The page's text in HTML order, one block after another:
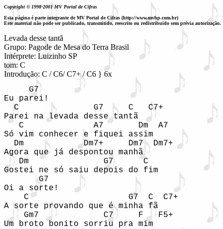
Copyright © 1998-2001 MV Portal de Cifras
Esta página é parte integrante de MV Portal de Cifras (http://www.mvhp.com.br)
Este material não pode ser publicado, transmitido, reescrito ou redistribuído sem prévia autorização.
Levada desse tantã
Grupo: Pagode de Mesa do Terra Brasil
Intérprete: Luizinho SP
tom: C
Introdução: C / C6/ C7+ / C6 } 6x
     G7
Eu parei!
  C               G7     C   C7+
Parei na levada desse tantã
   C              A7       Dm  A7
Só vim conhecer e fiquei assim
  Dm            Dm7+     Dm7  Dm7+
Agora que já despontou manhã
   Dm               G7      C
Gostei ne só saiu depois do fim
       G7
Oi a sorte!
    C                    G7  C  C7+
A sorte provando que é minha fã
    Gm7             C7     F   F5+
Um broto bonito sorriu pra mim